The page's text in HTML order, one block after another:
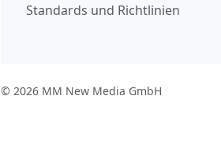
Standards und Richtlinien
© 2026 MM New Media GmbH